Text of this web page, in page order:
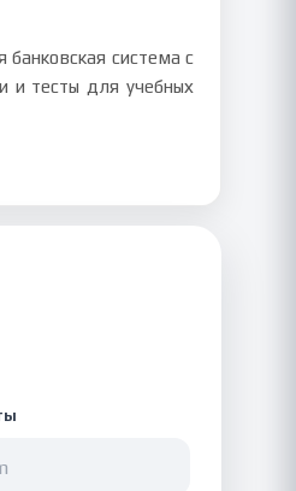
система с
и тесты для учебных